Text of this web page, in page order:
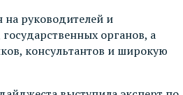
руководителей и
органов, а
консультантов и широкую